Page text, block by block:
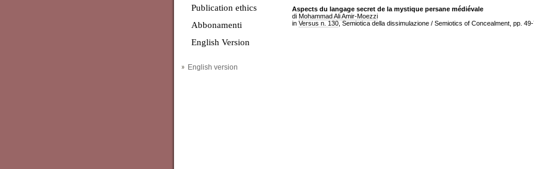
Publication ethics
Abbonamenti
English Version
English version
Aspects du langage secret de la mystique persane médiévale
di Mohammad Ali Amir-Moezzi
in Versus n. 130 , Semiotica della dissimulazione / Semiotics of Concealment, pp.